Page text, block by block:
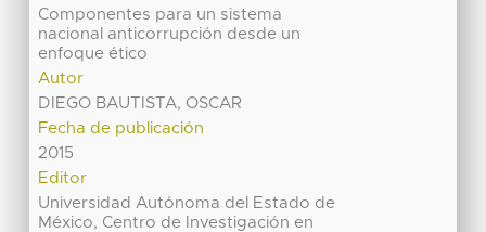
Componentes para un sistema
nacional anticorrupción desde un
enfoque ético
Autor
DIEGO BAUTISTA, OSCAR
Fecha de publicación
2015
Editor
Universidad Autónoma del Estado de
México, Centro de Investigación en